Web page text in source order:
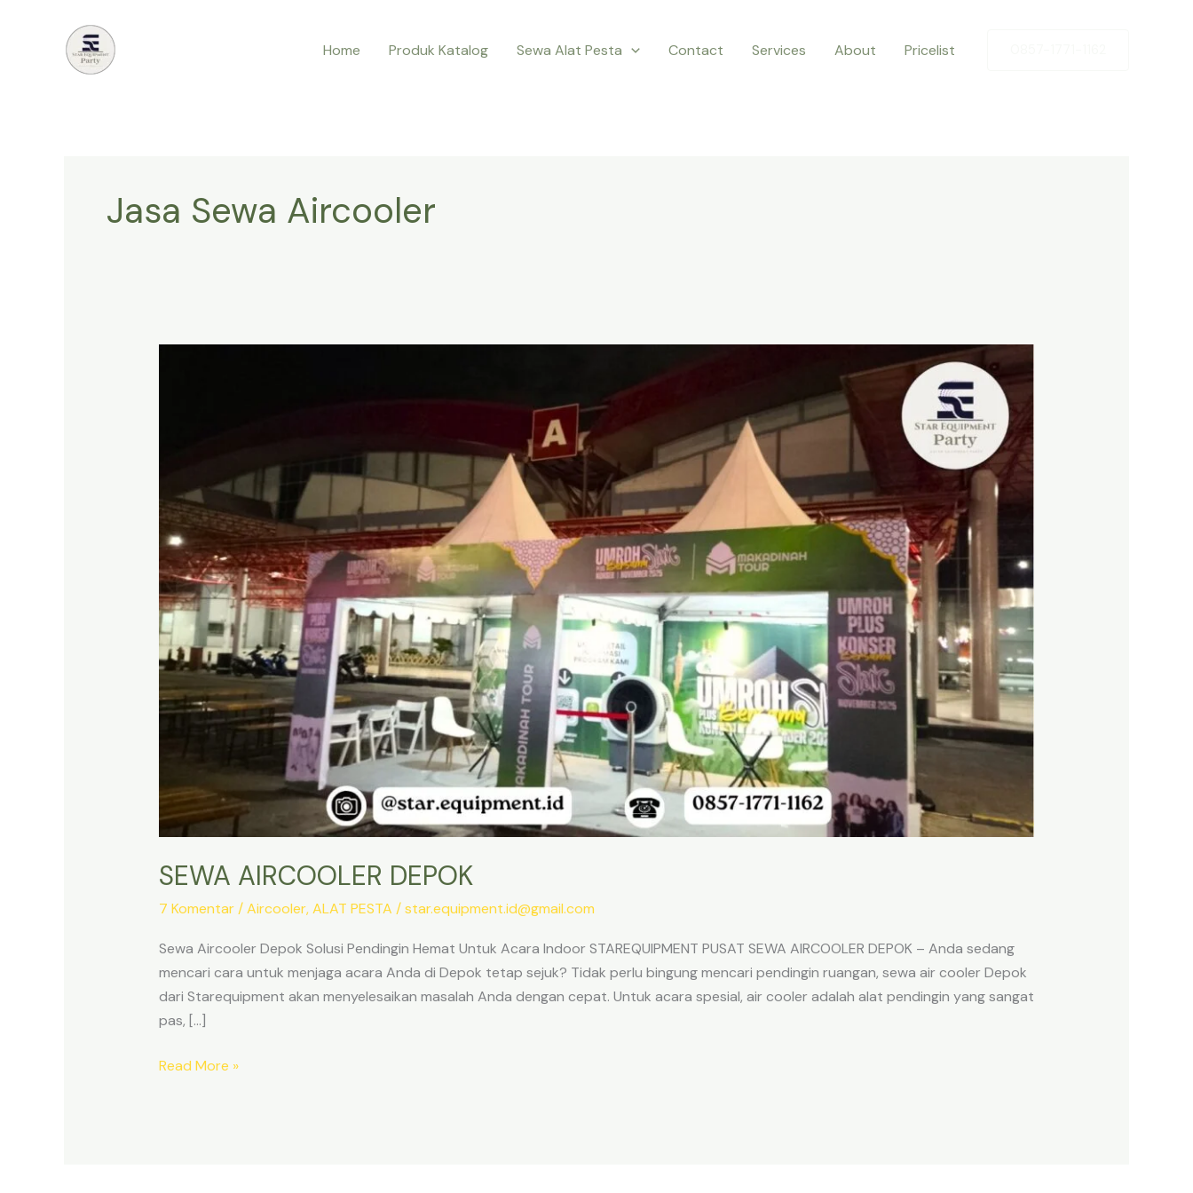
Home Produk Katalog Sewa Alat Pesta Contact Services About Pricelist
Jasa Sewa Aircooler
SEWA AIRCOOLER DEPOK
7 Komentar /Aircooler,ALAT PESTA /star.equipment.id@gmail.com
Sewa Aircooler Depok Solusi Pendingin Hemat Untuk Acara Indoor STAREQUIPMENT PUSAT SEWA AIRCOOLER DEPOK – Anda sedang
mencari cara untuk menjaga acara Anda di Depok tetap sejuk? Tidak perlu bingung mencari pendingin ruangan, sewa air cooler Depok
dari Starequipment akan menyelesaikan masalah Anda dengan cepat. Untuk acara spesial, air cooler adalah alat pendingin yang sangat
pas, […]
SEWA
Read More »